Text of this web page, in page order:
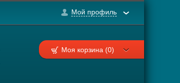
Мой профиль
Моя корзина (0)